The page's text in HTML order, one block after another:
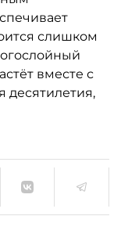
слишком
вместе с
десятилетия,